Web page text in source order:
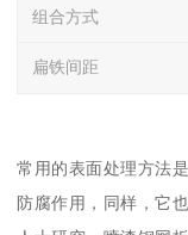
组合方式
扁铁间距
常用的表面处理方法
防腐作用，同样，它